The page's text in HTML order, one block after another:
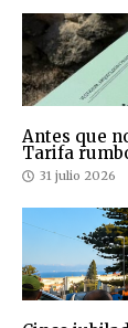
Antes que
Tarifa
31 julio 2026